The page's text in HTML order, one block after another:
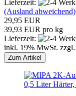
Lieferzeit:
(Ausland abweichend)
29,95 EUR
39,93 EUR pro kg
Lieferzeit:
inkl. 19% MwSt. zzgl.
Zum Artikel